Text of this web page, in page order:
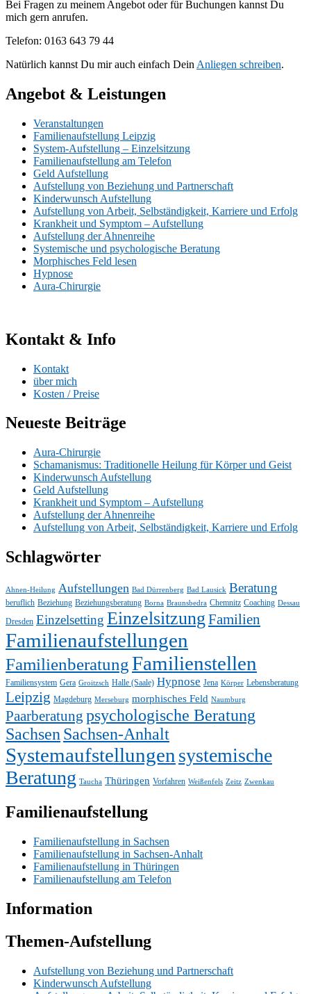
Bei Fragen zu meinem Angebot oder für Buchungen kannst Du
mich gern anrufen.
Telefon: 0163 643 79 44
Natürlich kannst Du mir auch einfach Dein Anliegen schreiben.
Angebot & Leistungen
Veranstaltungen
Familienaufstellung Leipzig
System-Aufstellung – Einzelsitzung
Familienaufstellung am Telefon
Geld Aufstellung
Aufstellung von Beziehung und Partnerschaft
Kinderwunsch Aufstellung
Aufstellung von Arbeit, Selbständigkeit, Karriere und Erfolg
Krankheit und Symptom – Aufstellung
Aufstellung der Ahnenreihe
Systemische und psychologische Beratung
Morphisches Feld lesen
Hypnose
Aura-Chirurgie
Kontakt & Info
Kontakt
über mich
Kosten / Preise
Neueste Beiträge
Aura-Chirurgie
Schamanismus: Traditionelle Heilung für Körper und Geist
Kinderwunsch Aufstellung
Geld Aufstellung
Krankheit und Symptom – Aufstellung
Aufstellung der Ahnenreihe
Aufstellung von Arbeit, Selbständigkeit, Karriere und Erfolg
Schlagwörter
Ahnen-Heilung Aufstellungen Bad Dürrenberg Bad Lausick Beratung
beruflich Beziehung Beziehungsberatung Borna Braunsbedra Chemnitz Coaching Dessau
Dresden Einzelsetting Einzelsitzung Familien
Familienaufstellungen
FamilienberatungFamilienstellen
Familiensystem Gera Groitzsch Halle (Saale) Hypnose Jena Körper Lebensberatung
Leipzig Magdeburg Merseburg morphisches Feld Naumburg
Paarberatung psychologische Beratung
Sachsen Sachsen-Anhalt
Systemaufstellungen systemische
Beratung Taucha Thüringen Vorfahren Weißenfels Zeitz Zwenkau
Familienaufstellung
Familienaufstellung in Sachsen
Familienaufstellung in Sachsen-Anhalt
Familienaufstellung in Thüringen
Familienaufstellung am Telefon
Information
Themen-Aufstellung
Aufstellung von Beziehung und Partnerschaft
Kinderwunsch Aufstellung